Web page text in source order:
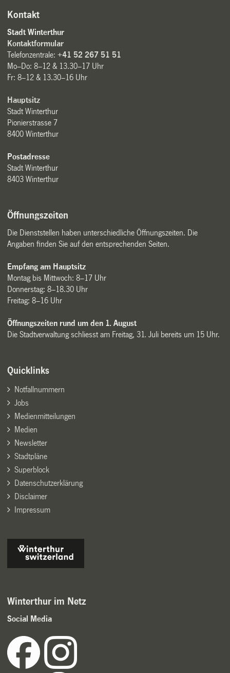
Kontakt
Stadt Winterthur
Kontaktformular
Telefonzentrale:+41 52 267 51 51
Mo–Do: 8–12 & 13.30–17 Uhr
Fr: 8–12 & 13.30–16 Uhr
Hauptsitz
Stadt Winterthur
Pionierstrasse 7
8400 Winterthur
Postadresse
Stadt Winterthur
8403 Winterthur
Öffnungszeiten
Die Dienststellen haben unterschiedliche Öffnungszeiten. Die
Angaben finden Sie auf den entsprechenden Seiten.
Empfang am Hauptsitz
Montag bis Mittwoch: 8–17 Uhr
Donnerstag: 8–18.30 Uhr
Freitag: 8–16 Uhr
Öffnungszeiten rund um den 1. August
Die Stadtverwaltung schliesst am Freitag, 31. Juli bereits um 15 Uhr.
Quicklinks
Notfallnummern
Jobs
Medienmitteilungen
Medien
Newsletter
Stadtpläne
Superblock
Datenschutzerklärung
Disclaimer
Impressum
Winterthur im Netz
Social Media